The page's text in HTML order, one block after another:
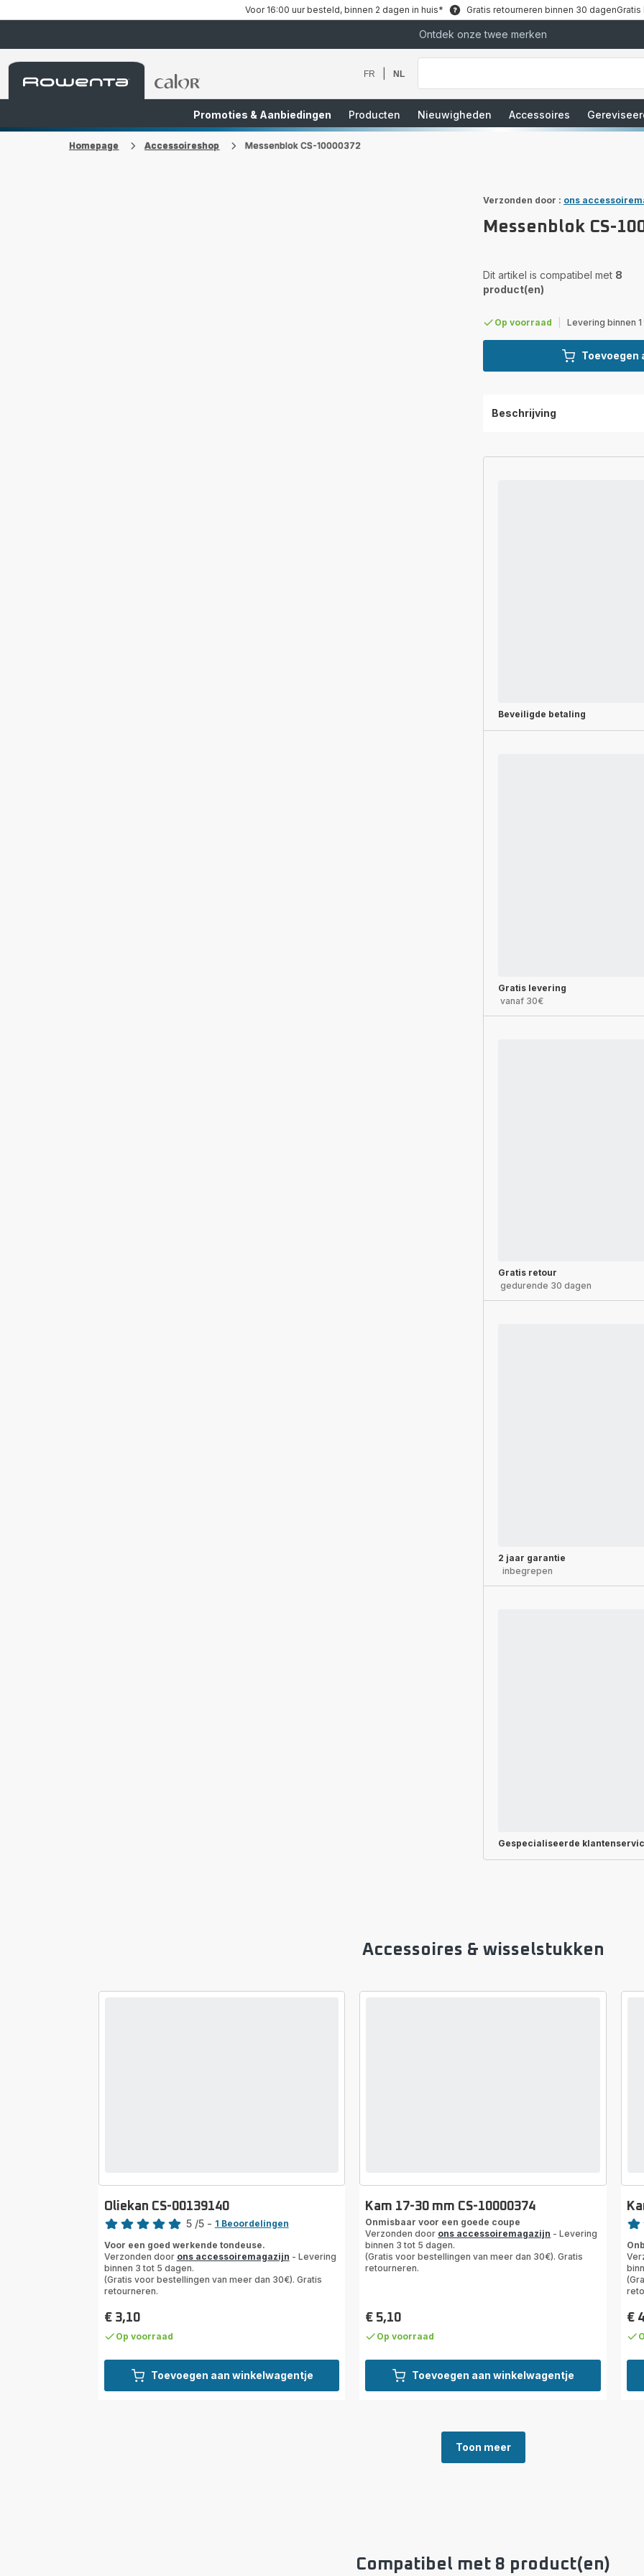
Voor 16:00 uur besteld, binnen 2 dagen in huis* Gratis retourneren binnen 30 dagen
Ontdek onze twee merken
Rowenta-
startpagina
Rowenta-
FR NL
Waar
bent
Promoties & Aanbiedingen Producten Nieuwigheden Accessoires
Homepage Accessoireshop Messenblok CS-10000372
Verzonden door : ons
Messenblok CS-
Dit artikel is compatibel met 8
product(en)
Op voorraad Levering binnen
Toevoegen
Beschrijving
Beveiligde betaling
Gratis levering
vanaf 30€
Gratis retour
gedurende 30 dagen
2 jaar garantie
inbegrepen
Gespecialiseerde
Accessoires & wisselstukken
Toevoegen aan winkelwagentje
Oliekan CS-00139140
Beoordeling
met
5
sterren
(gemiddeld)
5 /5 - 1 Beoordelingen
Voor een goed werkende tondeuse.
Verzonden door ons accessoiremagazijn - Levering
binnen 3 tot 5 dagen.
(Gratis voor bestellingen van meer dan 30€). Gratis
retourneren.
Prijs
€ 3,10
Op voorraad
Toevoegen aan winkelwagentje
Kam 17-30 mm CS-10000374
Onmisbaar voor een goede coupe
Verzonden door ons accessoiremagazijn - Levering
binnen 3 tot 5 dagen.
(Gratis voor bestellingen van meer dan 30€). Gratis
retourneren.
Prijs
€ 5,10
Op voorraad
Prijs
€
Toon meer
Compatibel met 8 product(en)